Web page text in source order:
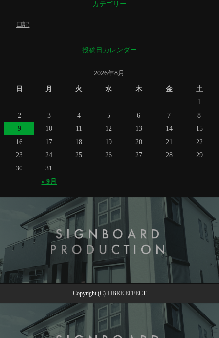
カテゴリー
日記
投稿日カレンダー
2026年8月
日 月 火 水 木 金 土
« 9月
1
2
3 4 5 6 7
8
9
10 11 12 13 14
15
16
17 18 19 20 21
22
23
24 25 26 27 28
29
30
31
Copyright (C) LIBRE EFFECT